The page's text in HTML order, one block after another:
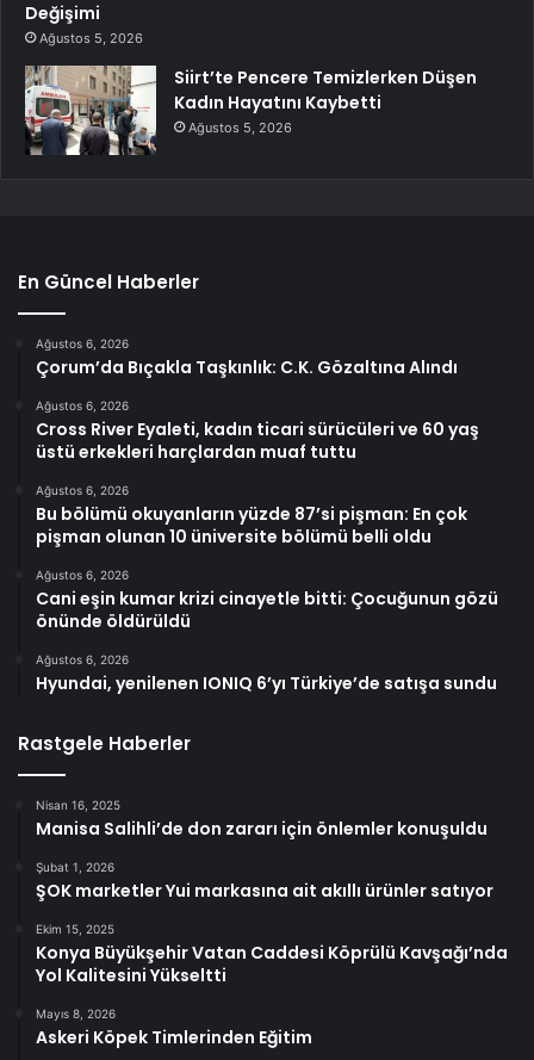
Değişimi
Ağustos 5, 2026
Siirt’te Pencere Temizlerken Düşen
Kadın Hayatını Kaybetti
Ağustos 5, 2026
En Güncel Haberler
Ağustos 6, 2026
Çorum’da Bıçakla Taşkınlık: C.K. Gözaltına Alındı
Ağustos 6, 2026
Cross River Eyaleti, kadın ticari sürücüleri ve 60 yaş
üstü erkekleri harçlardan muaf tuttu
Ağustos 6, 2026
Bu bölümü okuyanların yüzde 87’si pişman: En çok
pişman olunan 10 üniversite bölümü belli oldu
Ağustos 6, 2026
Cani eşin kumar krizi cinayetle bitti: Çocuğunun gözü
önünde öldürüldü
Ağustos 6, 2026
Hyundai, yenilenen IONIQ 6’yı Türkiye’de satışa sundu
Rastgele Haberler
Nisan 16, 2025
Manisa Salihli’de don zararı için önlemler konuşuldu
Şubat 1, 2026
ŞOK marketler Yui markasına ait akıllı ürünler satıyor
Ekim 15, 2025
Konya Büyükşehir Vatan Caddesi Köprülü Kavşağı’nda
Yol Kalitesini Yükseltti
Mayıs 8, 2026
Askeri Köpek Timlerinden Eğitim